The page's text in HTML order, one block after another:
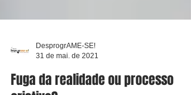
31 de mai. de 2021